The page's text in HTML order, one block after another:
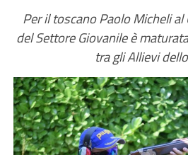
Per il toscano Paolo Micheli
del Settore Giovanile è
tra gli Allievi